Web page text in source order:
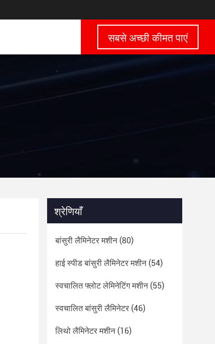
सबसे अच्छी कीमत पाएं
श्रेणियाँ
बांसुरी लैमिनेटर मशीन(80)
हाई स्पीड बांसुरी लैमिनेटर मशीन(54)
स्वचालित फ्लोट लेमिनेटिंग मशीन(55)
स्वचालित बांसुरी लैमिनेटर (46)
लिथो लैमिनेटर मशीन(16)